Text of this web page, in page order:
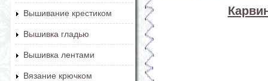
Вышивание крестиком
Вышивка гладью
Вышивка лентами
Вязание крючком